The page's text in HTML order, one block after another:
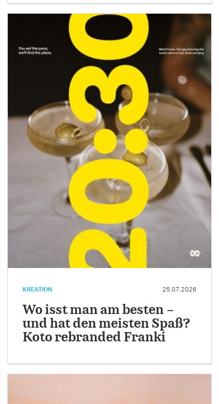
KREATION 25.07.2026
Wo isst man am besten –
und hat den meisten Spaß?
Koto rebranded Franki